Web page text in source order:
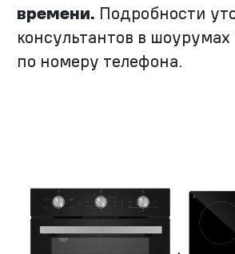
времени. Подробности
консультантов в
по номеру телефона.